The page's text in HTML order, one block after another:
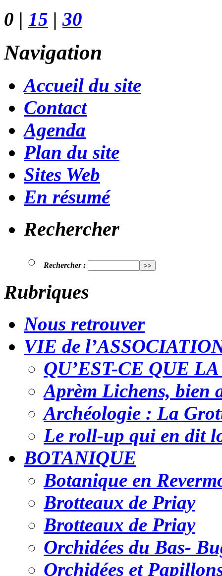
0 | 15 | 30
Navigation
Accueil du site
Contact
Agenda
Plan du site
Sites Web
En résumé
Rechercher
Rechercher :
Rubriques
Nous retrouver
VIE de
QU’EST-CE QUE
Aprèm Lichens, bien
Archéologie : La
Le roll-up qui en dit
BOTANIQUE
Botanique en
Brotteaux de Priay
Brotteaux de Priay
Orchidées du Bas-
Orchidées et